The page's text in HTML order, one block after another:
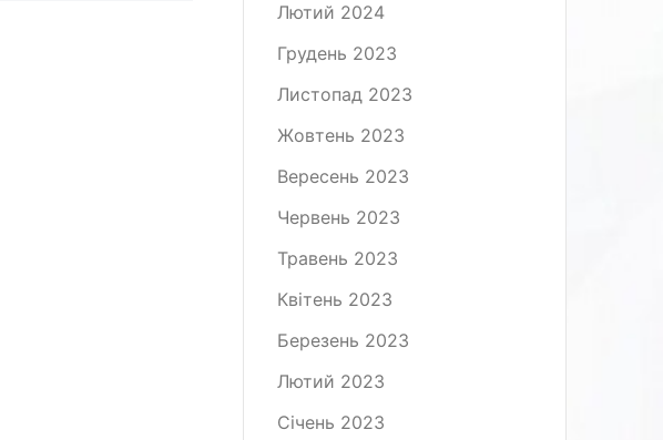
Лютий 2024
Грудень 2023
Листопад 2023
Жовтень 2023
Вересень 2023
Червень 2023
Травень 2023
Квітень 2023
Березень 2023
Лютий 2023
Січень 2023